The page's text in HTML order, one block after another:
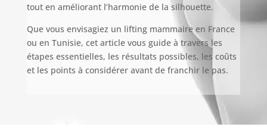
tout en améliorant l’harmonie de la silhouette.
Que vous envisagiez un lifting mammaire en France
ou en Tunisie, cet article vous guide à travers les
étapes essentielles, les résultats possibles, les coûts
et les points à considérer avant de franchir le pas.